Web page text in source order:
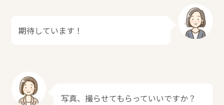
期待しています！
写真、撮らせてもらっていいですか？